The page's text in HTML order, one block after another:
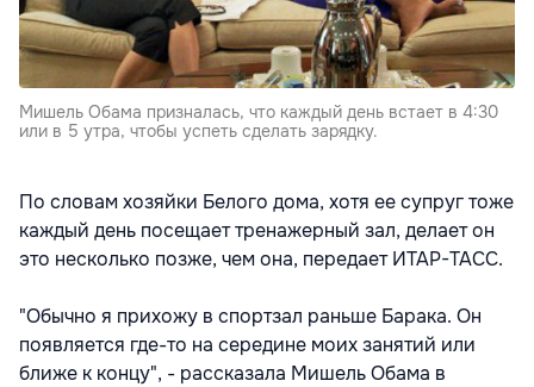
Мишель Обама призналась, что каждый день встает в 4:30
или в 5 утра, чтобы успеть сделать зарядку.
По словам хозяйки Белого дома, хотя ее супруг тоже
каждый день посещает тренажерный зал, делает он
это несколько позже, чем она, передает ИТАР-ТАСС.
"Обычно я прихожу в спортзал раньше Барака. Он
появляется где-то на середине моих занятий или
ближе к концу", - рассказала Мишель Обама в